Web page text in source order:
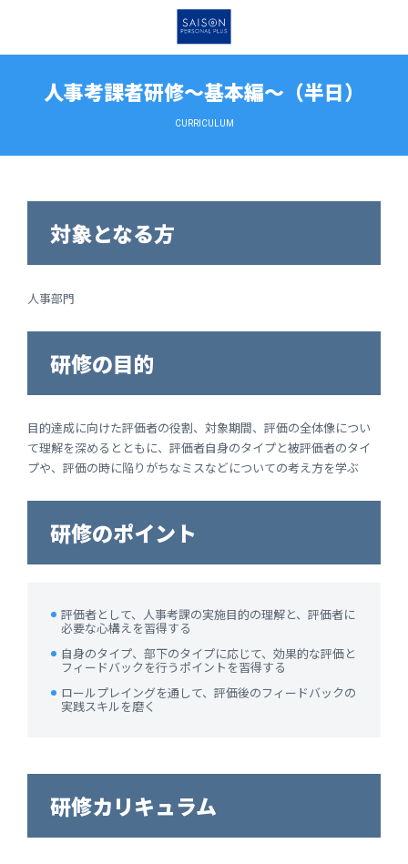
人事考課者研修～基本編～（半日）
CURRICULUM
対象となる方
人事部門
研修の目的
目的達成に向けた評価者の役割、対象期間、評価の全体像につい
て理解を深めるとともに、評価者自身のタイプと被評価者のタイ
プや、評価の時に陥りがちなミスなどについての考え方を学ぶ
研修のポイント
評価者として、人事考課の実施目的の理解と、評価者に
必要な心構えを習得する
自身のタイプ、部下のタイプに応じて、効果的な評価と
フィードバックを行うポイントを習得する
ロールプレイングを通して、評価後のフィードバックの
実践スキルを磨く
研修カリキュラム